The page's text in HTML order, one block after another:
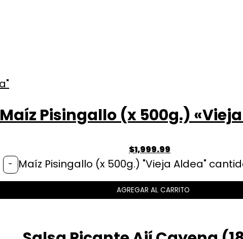
Maíz Pisingallo (x 500g.)
$1,999.99
- Maíz Pisingallo (x 500g.) "Vieja Aldea"
AGREGAR AL CARRITO